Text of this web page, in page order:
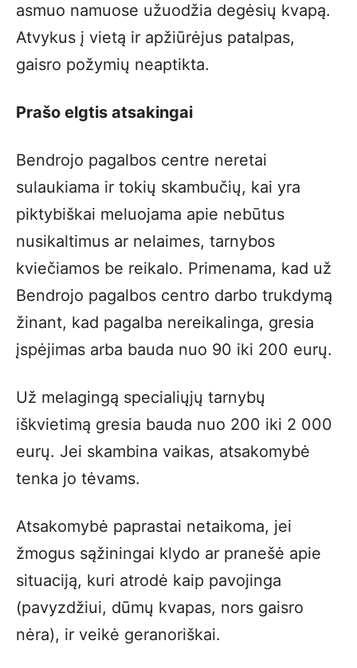
asmuo namuose užuodžia degėsių kvapą.
Atvykus į vietą ir apžiūrėjus patalpas,
gaisro požymių neaptikta.
Prašo elgtis atsakingai
Bendrojo pagalbos centre neretai
sulaukiama ir tokių skambučių, kai yra
piktybiškai meluojama apie nebūtus
nusikaltimus ar nelaimes, tarnybos
kviečiamos be reikalo. Primenama, kad už
Bendrojo pagalbos centro darbo trukdymą
žinant, kad pagalba nereikalinga, gresia
įspėjimas arba bauda nuo 90 iki 200 eurų.
Už melagingą specialiųjų tarnybų
iškvietimą gresia bauda nuo 200 iki 2 000
eurų. Jei skambina vaikas, atsakomybė
tenka jo tėvams.
Atsakomybė paprastai netaikoma, jei
žmogus sąžiningai klydo ar pranešė apie
situaciją, kuri atrodė kaip pavojinga
(pavyzdžiui, dūmų kvapas, nors gaisro
nėra), ir veikė geranoriškai.